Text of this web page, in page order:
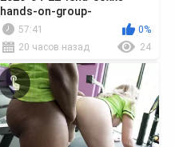
hands-on-group-
session__sd
57:41
0%
20 часов назад
24